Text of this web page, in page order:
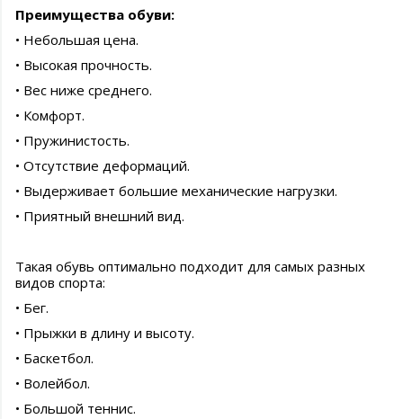
Преимущества обуви:
• Небольшая цена.
• Высокая прочность.
• Вес ниже среднего.
• Комфорт.
• Пружинистость.
• Отсутствие деформаций.
• Выдерживает большие механические нагрузки.
• Приятный внешний вид.
Такая обувь оптимально подходит для самых разных
видов спорта:
• Бег.
• Прыжки в длину и высоту.
• Баскетбол.
• Волейбол.
• Большой теннис.